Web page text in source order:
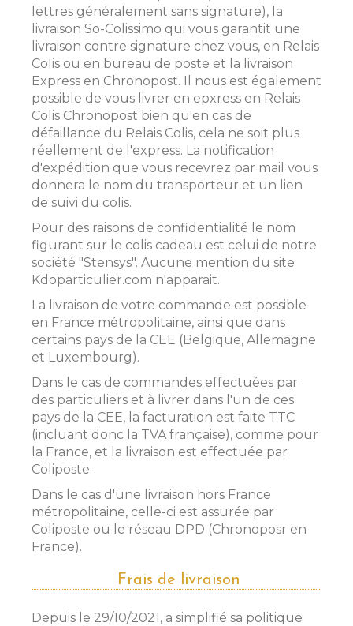
lettres généralement sans signature), la
livraison So-Colissimo qui vous garantit une
livraison contre signature chez vous, en Relais
Colis ou en bureau de poste et la livraison
Express en Chronopost. Il nous est également
possible de vous livrer en epxress en Relais
Colis Chronopost bien qu'en cas de
défaillance du Relais Colis, cela ne soit plus
réellement de l'express. La notification
d'expédition que vous recevrez par mail vous
donnera le nom du transporteur et un lien
de suivi du colis.
Pour des raisons de confidentialité le nom
figurant sur le colis cadeau est celui de notre
société "Stensys". Aucune mention du site
Kdoparticulier.com n'apparait.
La livraison de votre commande est possible
en France métropolitaine, ainsi que dans
certains pays de la CEE (Belgique, Allemagne
et Luxembourg).
Dans le cas de commandes effectuées par
des particuliers et à livrer dans l'un de ces
pays de la CEE, la facturation est faite TTC
(incluant donc la TVA française), comme pour
la France, et la livraison est effectuée par
Coliposte.
Dans le cas d'une livraison hors France
métropolitaine, celle-ci est assurée par
Coliposte ou le réseau DPD (Chronoposr en
France).
Frais de livraison
Depuis le 29/10/2021, a simplifié sa politique